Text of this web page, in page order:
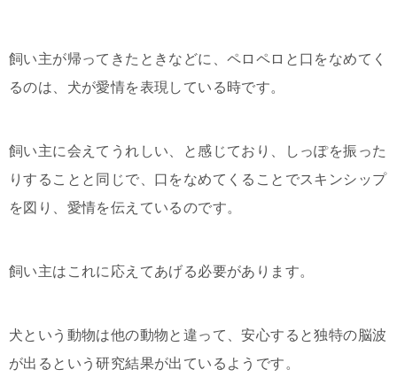
飼い主が帰ってきたときなどに、ペロペロと口をなめてく
るのは、犬が愛情を表現している時です。
飼い主に会えてうれしい、と感じており、しっぽを振った
りすることと同じで、口をなめてくることでスキンシップ
を図り、愛情を伝えているのです。
飼い主はこれに応えてあげる必要があります。
犬という動物は他の動物と違って、安心すると独特の脳波
が出るという研究結果が出ているようです。